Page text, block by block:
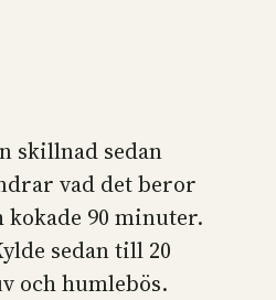
skillnad sedan
vad det beror
kokade 90 minuter.
sedan till 20
och humlebös.